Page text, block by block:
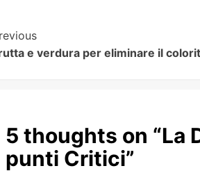
e verdura per eliminare il
5 thoughts on “La
punti Critici”